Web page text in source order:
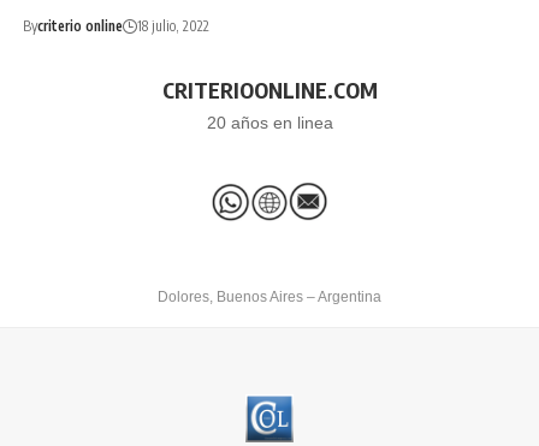
Bycriterio online 18 julio, 2022
CRITERIOONLINE.COM
20 años en linea
Dolores, Buenos Aires – Argentina